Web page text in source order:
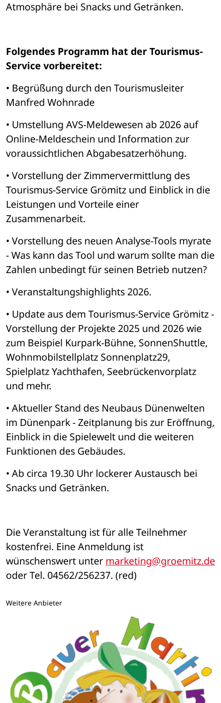
Atmosphäre bei Snacks und Getränken.
Folgendes Programm hat der Tourismus-
Service vorbereitet:
• Begrüßung durch den Tourismusleiter
Manfred Wohnrade
• Umstellung AVS-Meldewesen ab 2026 auf
Online-Meldeschein und Information zur
voraussichtlichen Abgabesatzerhöhung.
• Vorstellung der Zimmervermittlung des
Tourismus-Service Grömitz und Einblick in die
Leistungen und Vorteile einer
Zusammenarbeit.
• Vorstellung des neuen Analyse-Tools myrate
- Was kann das Tool und warum sollte man die
Zahlen unbedingt für seinen Betrieb nutzen?
• Veranstaltungshighlights 2026.
• Update aus dem Tourismus-Service Grömitz -
Vorstellung der Projekte 2025 und 2026 wie
zum Beispiel Kurpark-Bühne, SonnenShuttle,
Wohnmobilstellplatz Sonnenplatz29,
Spielplatz Yachthafen, Seebrückenvorplatz
und mehr.
• Aktueller Stand des Neubaus Dünenwelten
im Dünenpark - Zeitplanung bis zur Eröffnung,
Einblick in die Spielewelt und die weiteren
Funktionen des Gebäudes.
• Ab circa 19.30 Uhr lockerer Austausch bei
Snacks und Getränken.
Die Veranstaltung ist für alle Teilnehmer
kostenfrei. Eine Anmeldung ist
wünschenswert unter marketing@groemitz.de
oder Tel. 04562/256237. (red)
Weitere Anbieter